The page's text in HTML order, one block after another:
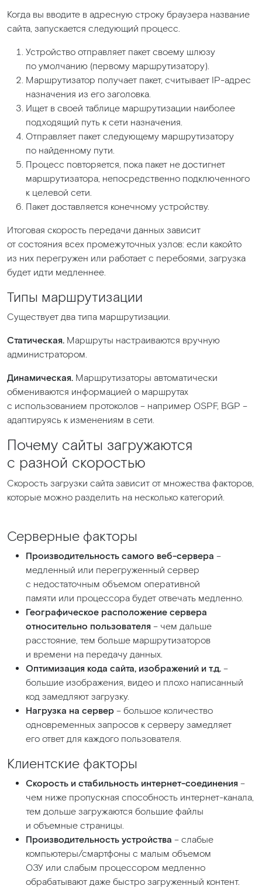
Когда вы вводите в адресную строку браузера название
сайта, запускается следующий процесс.
Устройство отправляет пакет своему шлюзу
по умолчанию (первому маршрутизатору).
Маршрутизатор получает пакет, считывает IP-адрес
назначения из его заголовка.
Ищет в своей таблице маршрутизации наиболее
подходящий путь к сети назначения.
Отправляет пакет следующему маршрутизатору
по найденному пути.
Процесс повторяется, пока пакет не достигнет
маршрутизатора, непосредственно подключенного
к целевой сети.
Пакет доставляется конечному устройству.
Итоговая скорость передачи данных зависит
от состояния всех промежуточных узлов: если какойто
из них перегружен или работает с перебоями, загрузка
будет идти медленнее.
Типы маршрутизации
Существует два типа маршрутизации.
Статическая. Маршруты настраиваются вручную
администратором.
Динамическая. Маршрутизаторы автоматически
обмениваются информацией о маршрутах
с использованием протоколов – например OSPF, BGP –
адаптируясь к изменениям в сети.
Почему сайты загружаются
с разной скоростью
Скорость загрузки сайта зависит от множества факторов,
которые можно разделить на несколько категорий.
Серверные факторы
Производительность самого веб-сервера –
медленный или перегруженный сервер
с недостаточным объемом оперативной
памяти или процессора будет отвечать медленно.
Географическое расположение сервера
относительно пользователя – чем дальше
расстояние, тем больше маршрутизаторов
и времени на передачу данных.
Оптимизация кода сайта, изображений и т.д.–
большие изображения, видео и плохо написанный
код замедляют загрузку.
Нагрузка на сервер– большое количество
одновременных запросов к серверу замедляет
его ответ для каждого пользователя.
Клиентские факторы
Скорость и стабильность интернет-соединения –
чем ниже пропускная способность интернет-канала,
тем дольше загружаются большие файлы
и объемные страницы.
Производительность устройства – слабые
компьютеры/смартфоны с малым объемом
ОЗУ или слабым процессором медленно
обрабатывают даже быстро загруженный контент.